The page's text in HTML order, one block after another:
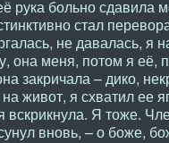
рука больно сдавила
стал
не давалась, я
она меня, потом я её,
закричала – дико,
живот, я схватил ее
вскрикнула. Я тоже.
вновь, – о боже,